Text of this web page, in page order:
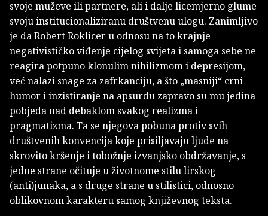
svoje muževe ili partnere, ali i dalje licemjerno glume
svoju institucionaliziranu društvenu ulogu. Zanimljivo
je da Robert Roklicer u odnosu na to krajnje
negativističko viđenje cijelog svijeta i samoga sebe ne
reagira potpuno klonulim nihilizmom i depresijom,
već nalazi snage za zafrkanciju, a što „masniji“ crni
humor i inzistiranje na apsurdu zapravo su mu jedina
pobjeda nad debaklom svakog realizma i
pragmatizma. Ta se njegova pobuna protiv svih
društvenih konvencija koje prisiljavaju ljude na
skrovito kršenje i tobožnje izvanjsko obdržavanje, s
jedne strane očituje u životnome stilu lirskog
(anti)junaka, a s druge strane u stilistici, odnosno
oblikovnom karakteru samog književnog teksta.